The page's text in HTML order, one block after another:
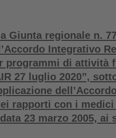
Giunta regionale n.
Integrativo
programmi di attività
27 luglio 2020”,
rapporti con i
23 marzo 2005, ai